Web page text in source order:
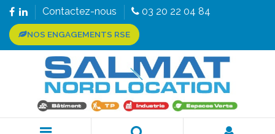
Contactez-nous 03 20 22 04 84
NOS ENGAGEMENTS RSE